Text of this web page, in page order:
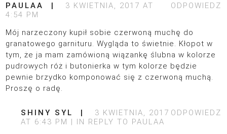
ODPOWIEDZ
PAULAA
3 KWIETNIA, 2017 AT
4:54 PM
Mój narzeczony kupił sobie czerwoną muchę do
granatowego garnituru. Wygląda to świetnie. Kłopot w
tym, że ja mam zamówioną wiązankę ślubna w kolorze
pudrowych róż i butonierka w tym kolorze będzie
pewnie brzydko komponować się z czerwoną muchą.
Proszę o radę.
ODPOWIEDZ
SHINY SYL
3 KWIETNIA, 2017
AT 6:43 PM
IN REPLY TO PAULAA